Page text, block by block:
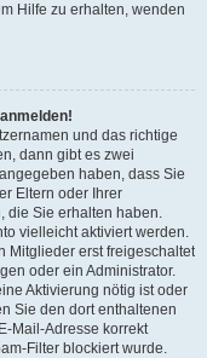
Hilfe zu erhalten, wenden
und das richtige
dann gibt es zwei
haben, dass Sie
Eltern oder Ihrer
die Sie erhalten haben.
vielleicht aktiviert werden.
Mitglieder erst freigeschaltet
oder ein Administrator.
Aktivierung nötig ist oder
Sie den dort enthaltenen
Mail-Adresse korrekt
Filter blockiert wurde.